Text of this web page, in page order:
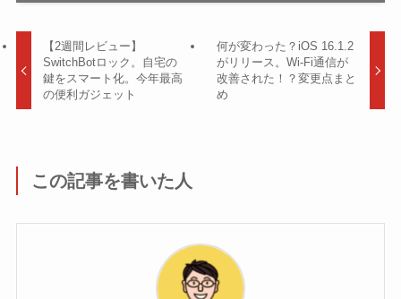
【2週間レビュー】
SwitchBotロック。自宅の
鍵をスマート化。今年最高
の便利ガジェット
何が変わった？iOS 16.1.2
がリリース。Wi-Fi通信が
改善された！？変更点まと
め
この記事を書いた人